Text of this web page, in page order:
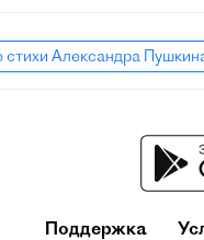
стихи Александра
Поддержка